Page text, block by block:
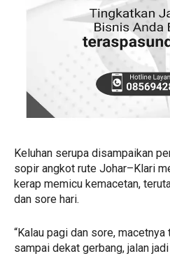
Keluhan serupa disampaikan
sopir angkot rute Johar–Klari
kerap memicu kemacetan,
dan sore hari.
“Kalau pagi dan sore,
sampai dekat gerbang, jalan